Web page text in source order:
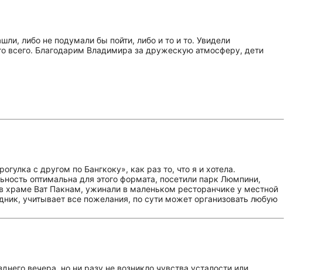
либо не подумали бы пойти, либо и то и то. Увидели
всего. Благодарим Владимира за дружескую атмосферу, дети
с другом по Бангкоку», как раз то, что я и хотела.
оптимальна для этого формата, посетили парк Люмпини,
Ват Пакнам, ужинали в маленьком ресторанчике у местной
учитывает все пожелания, по сути может организовать любую
вечера, но ни разу не возникло чувства усталости или